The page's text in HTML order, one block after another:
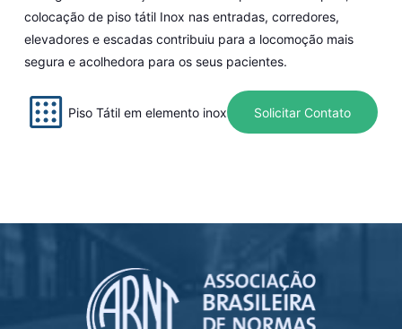
colocação de piso tátil Inox nas entradas, corredores,
elevadores e escadas contribuiu para a locomoção mais
segura e acolhedora para os seus pacientes.
Piso Tátil em elemento inox Solicitar Contato